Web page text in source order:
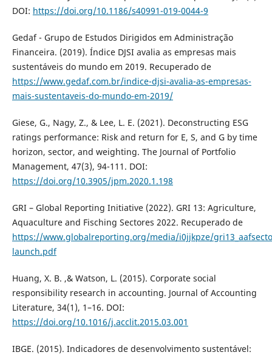
DOI: https://doi.org/10.1186/s40991-019-0044-9
Gedaf - Grupo de Estudos Dirigidos em Administração
Financeira. (2019). Índice DJSI avalia as empresas mais
sustentáveis do mundo em 2019. Recuperado de
https://www.gedaf.com.br/indice-djsi-avalia-as-empresas-
mais-sustentaveis-do-mundo-em-2019/
Giese, G., Nagy, Z., & Lee, L. E. (2021). Deconstructing ESG
ratings performance: Risk and return for E, S, and G by time
horizon, sector, and weighting. The Journal of Portfolio
Management, 47(3), 94-111. DOI:
https://doi.org/10.3905/jpm.2020.1.198
GRI – Global Reporting Initiative (2022). GRI 13: Agriculture,
Aquaculture and Fisching Sectores 2022. Recuperado de
https://www.globalreporting.org/media/i0jjkpze/
launch.pdf
Huang, X. B. ,& Watson, L. (2015). Corporate social
responsibility research in accounting. Journal of Accounting
Literature, 34(1), 1–16. DOI:
https://doi.org/10.1016/j.acclit.2015.03.001
IBGE. (2015). Indicadores de desenvolvimento sustentável: